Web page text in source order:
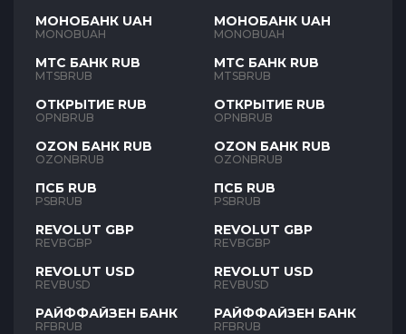
МОНОБАНК UAH
MONOBUAH
МТС БАНК RUB
MTSBRUB
ОТКРЫТИЕ RUB
OPNBRUB
OZON БАНК RUB
OZONBRUB
ПСБ RUB
PSBRUB
REVOLUT GBP
REVBGBP
REVOLUT USD
REVBUSD
РАЙФФАЙЗЕН БАНК
RFBRUB
МОНОБАНК UAH
MONOBUAH
МТС БАНК RUB
MTSBRUB
ОТКРЫТИЕ RUB
OPNBRUB
OZON БАНК RUB
OZONBRUB
ПСБ RUB
PSBRUB
REVOLUT GBP
REVBGBP
REVOLUT USD
REVBUSD
РАЙФФАЙЗЕН БАНК
RFBRUB